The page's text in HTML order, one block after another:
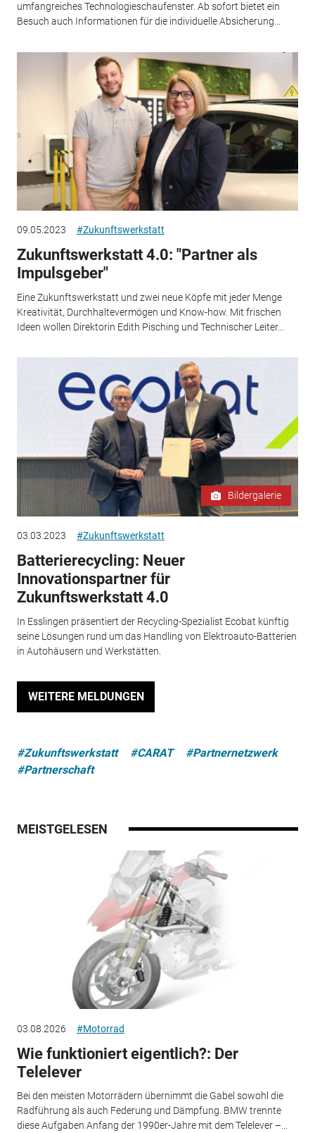
umfangreiches Technologieschaufenster. Ab sofort bietet ein
Besuch auch Informationen für die individuelle Absicherung...
09.05.2023 #Zukunftswerkstatt
Zukunftswerkstatt 4.0: "Partner als
Impulsgeber"
Eine Zukunftswerkstatt und zwei neue Köpfe mit jeder Menge
Kreativität, Durchhaltevermögen und Know-how. Mit frischen
Ideen wollen Direktorin Edith Pisching und Technischer Leiter...
Bildergalerie
03.03.2023 #Zukunftswerkstatt
Batterierecycling: Neuer
Innovationspartner für
Zukunftswerkstatt 4.0
In Esslingen präsentiert der Recycling-Spezialist Ecobat künftig
seine Lösungen rund um das Handling von Elektroauto-Batterien
in Autohäusern und Werkstätten.
WEITERE MELDUNGEN
#Zukunftswerkstatt #CARAT
#Partnernetzwerk
#Partnerschaft
MEISTGELESEN
03.08.2026 #Motorrad
Wie funktioniert eigentlich?: Der
Telelever
Bei den meisten Motorrädern übernimmt die Gabel sowohl die
Radführung als auch Federung und Dämpfung. BMW trennte
diese Aufgaben Anfang der 1990er-Jahre mit dem Telelever –...